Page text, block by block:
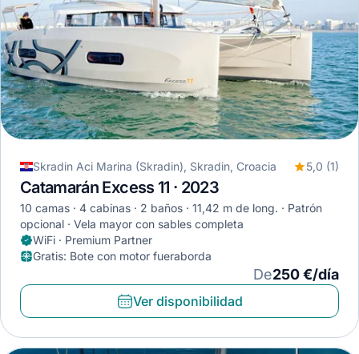
Skradin Aci Marina (Skradin), Skradin, Croacia 5,0 (1)
Catamarán Excess 11 · 2023
10 camas 4 cabinas 2 baños 11,42 m de long.
Patrón
opcional
Vela mayor con sables completa
WiFi · Premium Partner
Gratis: Bote con motor fueraborda
De250 €/día
Ver disponibilidad